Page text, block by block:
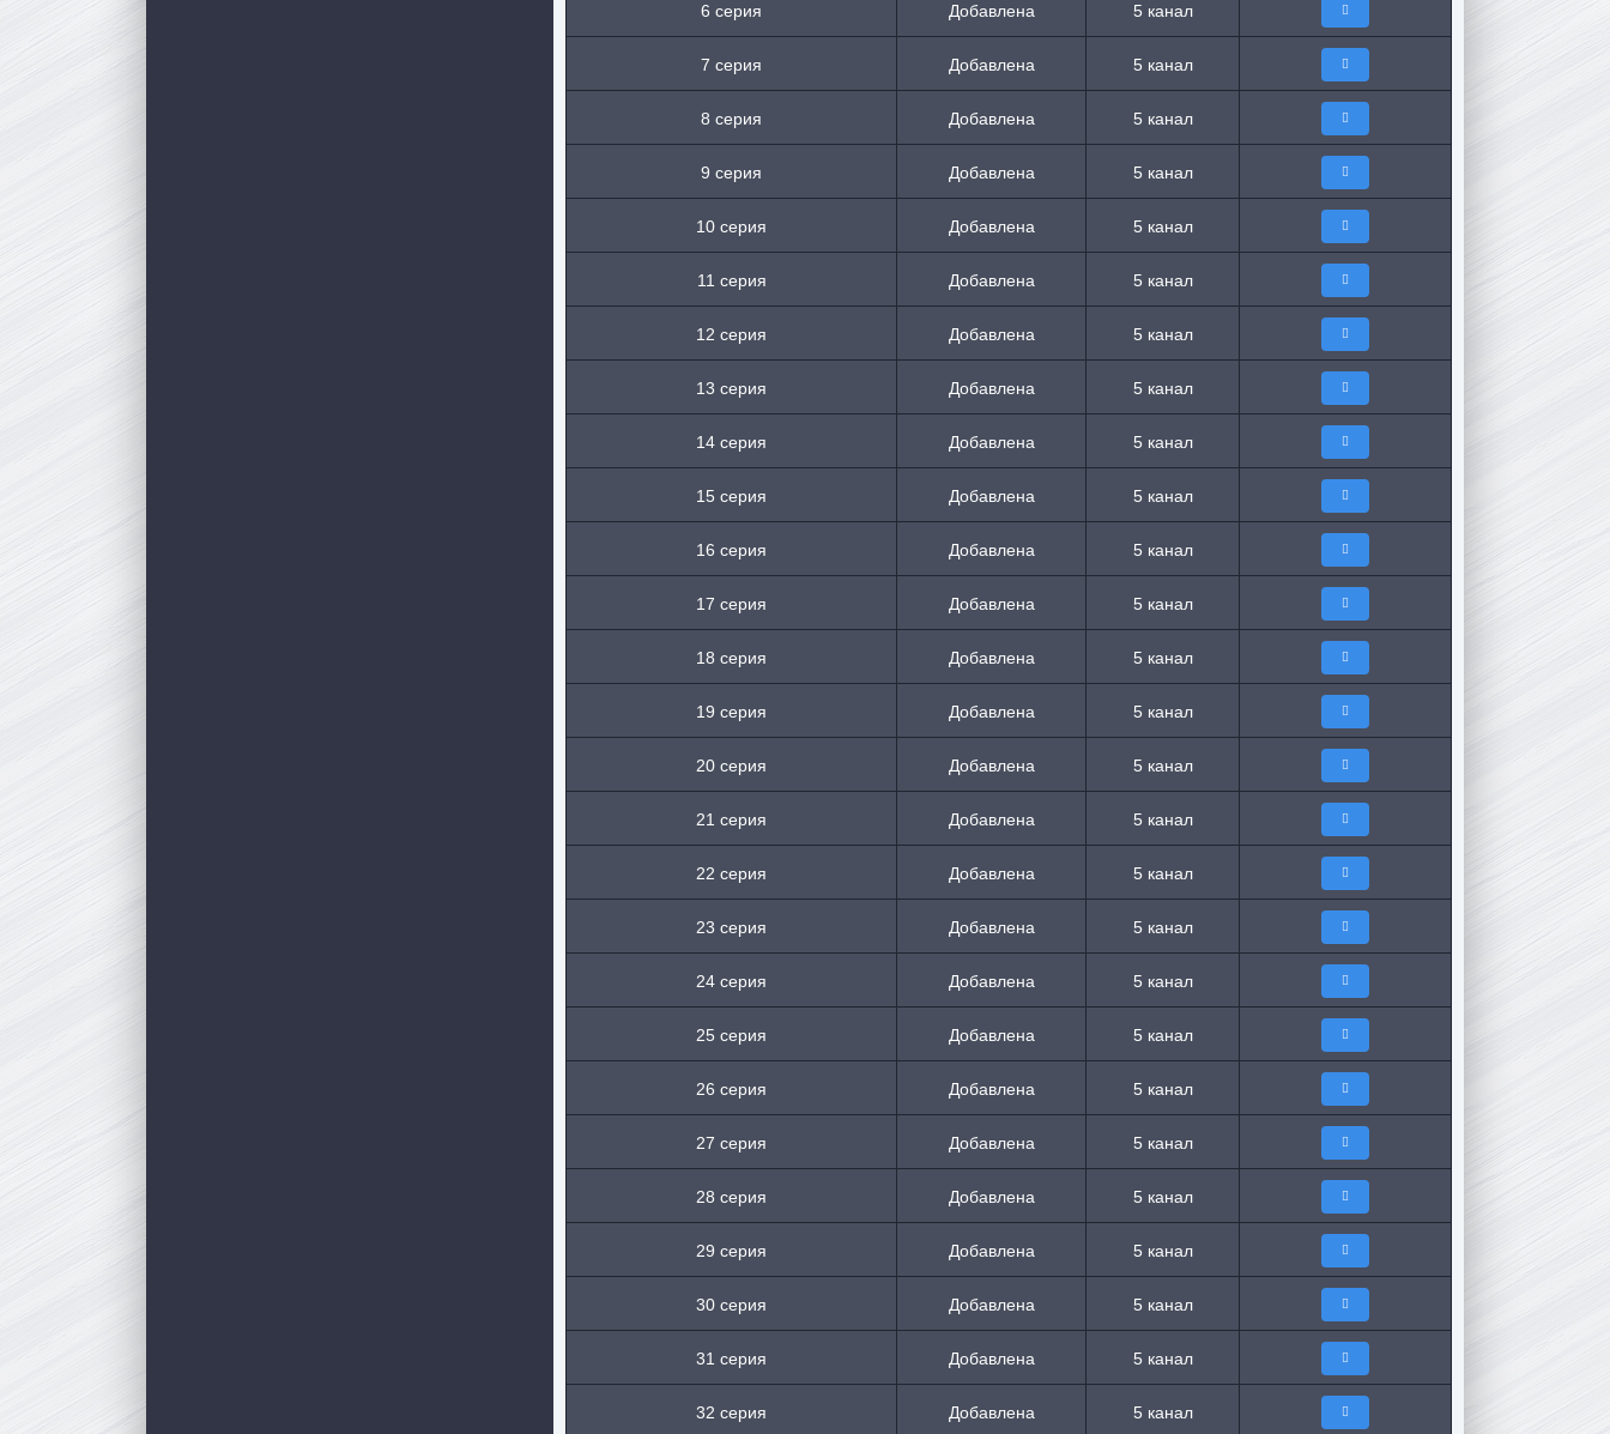
6 серия Добавлена 5 канал
7 серия Добавлена 5 канал
8 серия Добавлена 5 канал
9 серия Добавлена 5 канал
10 серия Добавлена 5 канал
11 серия Добавлена 5 канал
12 серия Добавлена 5 канал
13 серия Добавлена 5 канал
14 серия Добавлена 5 канал
15 серия Добавлена 5 канал
16 серия Добавлена 5 канал
17 серия Добавлена 5 канал
18 серия Добавлена 5 канал
19 серия Добавлена 5 канал
20 серия Добавлена 5 канал
21 серия Добавлена 5 канал
22 серия Добавлена 5 канал
23 серия Добавлена 5 канал
24 серия Добавлена 5 канал
25 серия Добавлена 5 канал
26 серия Добавлена 5 канал
27 серия Добавлена 5 канал
28 серия Добавлена 5 канал
29 серия Добавлена 5 канал
30 серия Добавлена 5 канал
31 серия Добавлена 5 канал
32 серия Добавлена 5 канал